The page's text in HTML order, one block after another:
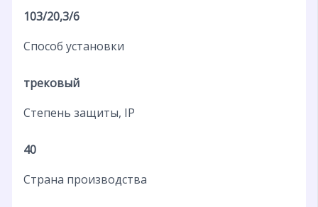
103/20,3/6
Способ установки
трековый
Степень защиты, IP
40
Страна производства